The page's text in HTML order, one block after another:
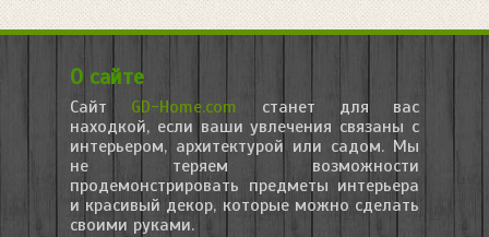
О сайте
Сайт GD-Home.com станет для вас
находкой, если ваши увлечения связаны с
интерьером, архитектурой или садом. Мы
не теряем возможности
продемонстрировать предметы интерьера
и красивый декор, которые можно сделать
своими руками.